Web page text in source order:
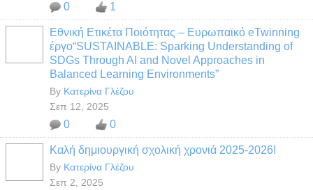
0 1
Εθνική Ετικέτα Ποιότητας – Ευρωπαϊκό eTwinning
έργο“SUSTAINABLE: Sparking Understanding of
SDGs Through AI and Novel Approaches in
Balanced Learning Environments”
By Κατερίνα Γλέζου
Σεπ 12, 2025
0 0
Καλή δημιουργική σχολική χρονιά 2025-2026!
By Κατερίνα Γλέζου
Σεπ 2, 2025